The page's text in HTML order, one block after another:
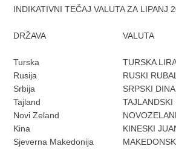
INDIKATIVNI TEČAJ VALUTA ZA LIPANJ
DRŽAVA VALUTA
Turska
TURSKA
Rusija
RUSKI
Srbija
SRPSKI
Tajland
TAJLANDSKI
Novi Zeland
Kina
KINESKI
Sjeverna Makedonija